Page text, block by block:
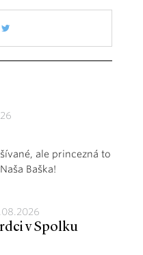
ale princezná to
Baška!
v Spolku